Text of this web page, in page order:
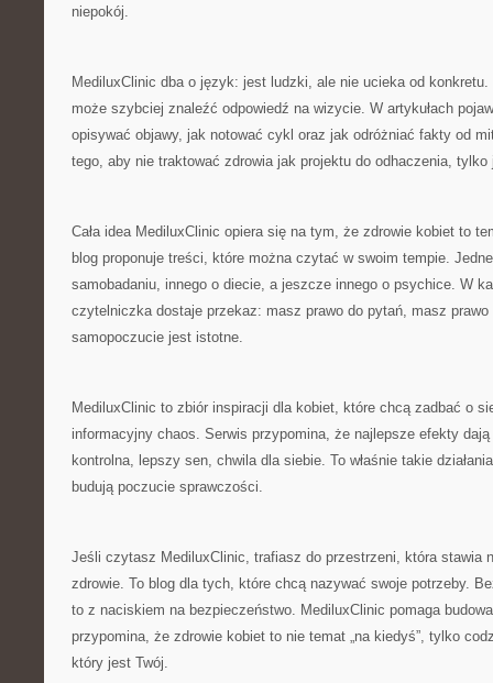
niepokój.
MediluxClinic dba o język: jest ludzki, ale nie ucieka od
może szybciej znaleźć odpowiedź na wizycie. W artykułach
opisywać objawy, jak notować cykl oraz jak odróżniać fakty od
tego, aby nie traktować zdrowia jak projektu do odhaczenia,
Cała idea MediluxClinic opiera się na tym, że zdrowie kobiet to
blog proponuje treści, które można czytać w swoim tempie.
samobadaniu, innego o diecie, a jeszcze innego o psychice. W
czytelniczka dostaje przekaz: masz prawo do pytań, masz
samopoczucie jest istotne.
MediluxClinic to zbiór inspiracji dla kobiet, które chcą zadbać o
informacyjny chaos. Serwis przypomina, że najlepsze efekty
kontrolna, lepszy sen, chwila dla siebie. To właśnie takie
budują poczucie sprawczości.
Jeśli czytasz MediluxClinic, trafiasz do przestrzeni, która stawia
zdrowie. To blog dla tych, które chcą nazywać swoje potrzeby.
to z naciskiem na bezpieczeństwo. MediluxClinic pomaga
przypomina, że zdrowie kobiet to nie temat „na kiedyś”, tylko
który jest Twój.